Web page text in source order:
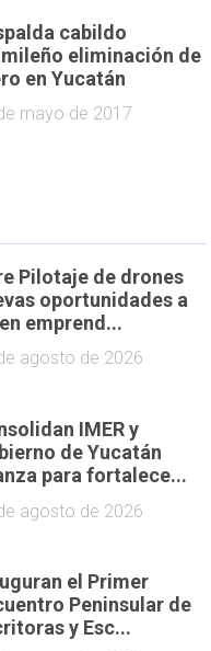
cabildo
eliminación de
en Yucatán
mayo de 2017
Pilotaje de drones
oportunidades a
emprend...
agosto de 2026
IMER y
de Yucatán
para fortalece...
agosto de 2026
el Primer
Peninsular de
y Esc...